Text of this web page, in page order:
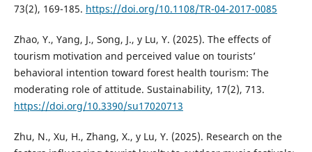
73(2), 169-185. https://doi.org/10.1108/TR-04-2017-0085
Zhao, Y., Yang, J., Song, J., y Lu, Y. (2025). The effects of
tourism motivation and perceived value on tourists’
behavioral intention toward forest health tourism: The
moderating role of attitude. Sustainability, 17(2), 713.
https://doi.org/10.3390/su17020713
Zhu, N., Xu, H., Zhang, X., y Lu, Y. (2025). Research on the